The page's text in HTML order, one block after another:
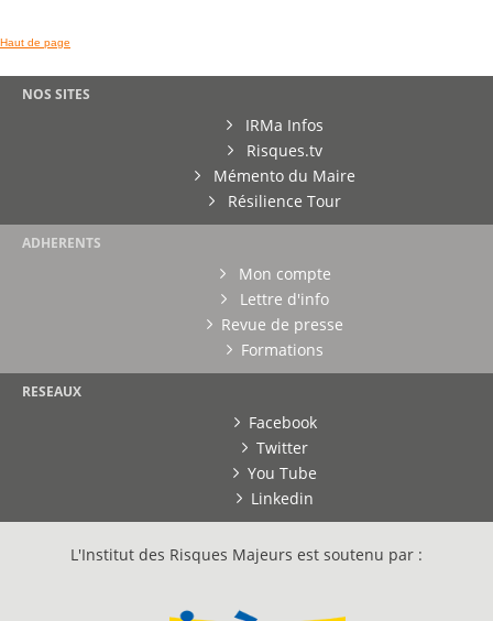
Haut de page
NOS SITES
IRMa Infos
Risques.tv
Mémento du Maire
Résilience Tour
ADHERENTS
Mon compte
Lettre d'info
Revue de presse
Formations
RESEAUX
Facebook
Twitter
You Tube
Linkedin
L'Institut des Risques Majeurs est soutenu par :